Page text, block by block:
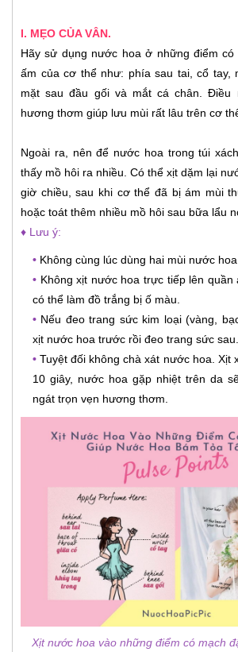
I. MẸO CỦA VÂN.
Hãy sử dụng nước hoa ở những điểm có
ấm của cơ thể như: phía sau tai, cổ tay,
mặt sau đầu gối và mắt cá chân. Điều
hương thơm giúp lưu mùi rất lâu trên cơ
Ngoài ra, nên để nước hoa trong túi
thấy mồ hôi ra nhiều. Có thể xịt dặm lại
giờ chiều, sau khi cơ thể đã bị ám mùi
hoặc toát thêm nhiều mồ hôi sau bữa lẩu
♦ Lưu ý:
• Không cùng lúc dùng hai mùi nước hoa
• Không xịt nước hoa trực tiếp lên quần
có thể làm đồ trắng bị ố màu.
• Nếu đeo trang sức kim loại (vàng,
xịt nước hoa trước rồi đeo trang sức sau.
• Tuyệt đối không chà xát nước hoa. Xịt
10 giây, nước hoa gặp nhiệt trên da
ngát trọn vẹn hương thơm.
Xịt nước hoa vào những điểm có mạch